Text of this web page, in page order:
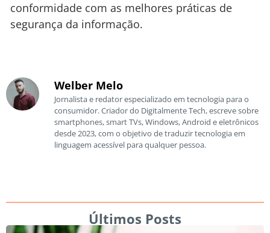
conformidade com as melhores práticas de
segurança da informação.
Welber Melo
Jornalista e redator especializado em tecnologia para o
consumidor. Criador do Digitalmente Tech, escreve sobre
smartphones, smart TVs, Windows, Android e eletrônicos
desde 2023, com o objetivo de traduzir tecnologia em
linguagem acessível para qualquer pessoa.
Últimos Posts